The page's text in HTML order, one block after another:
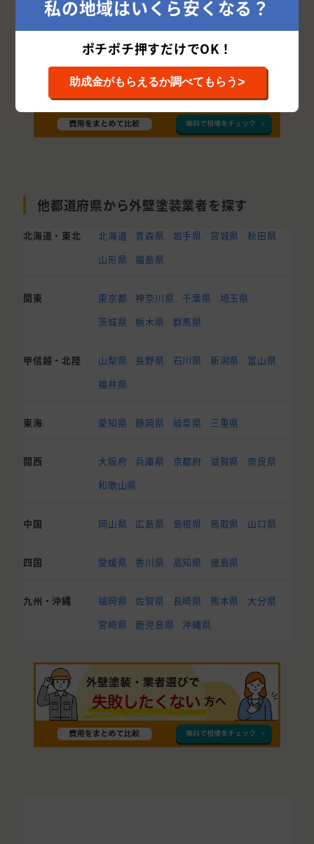
他都道府県から外壁塗装業者を探す
北海道・東北 北海道 青森県 岩手県 宮城県
秋田県
山形県
福島県
関東 東京都 神奈川県 千葉県
埼玉県
茨城県
栃木県 群馬県
甲信越・北陸 山梨県 長野県 石川県 新潟県
富山県
福井県
東海 愛知県 静岡県 岐阜県 三重県
関西 大阪府 兵庫県 京都府 滋賀県
奈良県
和歌山県
中国 岡山県 広島県 島根県 鳥取県 山口県
四国 愛媛県 香川県 高知県 徳島県
九州・沖縄 福岡県 佐賀県 長崎県 熊本県
大分県
宮崎県
鹿児島県 沖縄県
私の地域はいくら安くなる？
ポチポチ押すだけでOK！
助成金がもらえるか調べてもらう>